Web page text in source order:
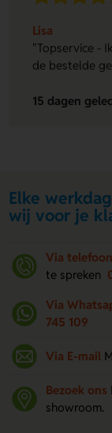
Lisa
"Topservice -
de bestelde
15 dagen
Elke
wij voor je
Via telefoon
te spreken
Via
745 109
Via E-mail
Bezoek ons
showroom.